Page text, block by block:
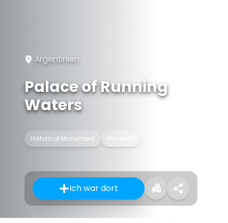
Argentinien
Palace of Running
Waters
Historical Monument Museum
Ich war dort